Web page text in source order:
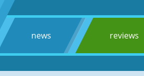
news reviews